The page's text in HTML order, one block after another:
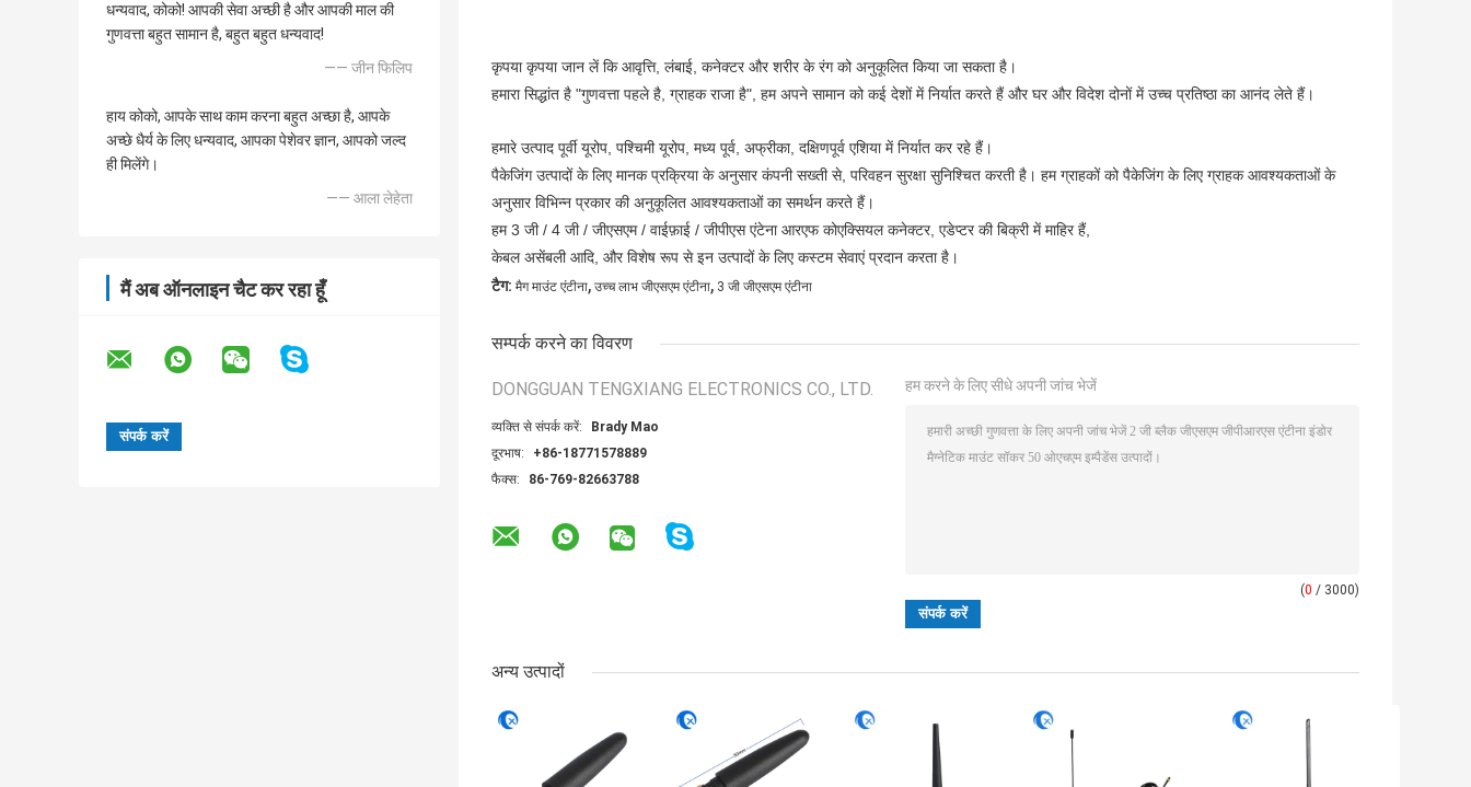
धन्यवाद, कोको! आपकी सेवा अच्छी है और आपकी माल की
गुणवत्ता बहुत सामान है, बहुत बहुत धन्यवाद!
—— जीन फिलिप
हाय कोको, आपके साथ काम करना बहुत अच्छा है, आपके
अच्छे धैर्य के लिए धन्यवाद, आपका पेशेवर ज्ञान, आपको जल्द
ही मिलेंगे।
—— आला लेहेता
मैं अब ऑनलाइन चैट कर रहा हूँ
कृपया कृपया जान लें कि आवृत्ति, लंबाई, कनेक्टर और शरीर के रंग को अनुकूलित किया जा सकता है।
हमारा सिद्धांत है "गुणवत्ता पहले है, ग्राहक राजा है", हम अपने सामान को कई देशों में निर्यात करते हैं और घर और विदेश दोनों में उच्च प्रतिष्ठा का आनंद लेते हैं।
हमारे उत्पाद पूर्वी यूरोप, पश्चिमी यूरोप, मध्य पूर्व, अफ्रीका, दक्षिणपूर्व एशिया में निर्यात कर रहे हैं।
पैकेजिंग उत्पादों के लिए मानक प्रक्रिया के अनुसार कंपनी सख्ती से, परिवहन सुरक्षा सुनिश्चित करती है। हम ग्राहकों को पैकेजिंग के लिए ग्राहक आवश्यकताओं के
अनुसार विभिन्न प्रकार की अनुकूलित आवश्यकताओं का समर्थन करते हैं।
हम 3 जी / 4 जी / जीएसएम / वाईफ़ाई / जीपीएस एंटेना आरएफ कोएक्सियल कनेक्टर, एडेप्टर की बिक्री में माहिर हैं,
केबल असेंबली आदि, और विशेष रूप से इन उत्पादों के लिए कस्टम सेवाएं प्रदान करता है।
टैग: मैग माउंट एंटीना, उच्च लाभ जीएसएम एंटीना, 3 जी जीएसएम एंटीना
सम्पर्क करने का विवरण
DONGGUAN TENGXIANG ELECTRONICS CO., LTD.
व्यक्ति से संपर्क करें:
Brady Mao
दूरभाष:
+86-18771578889
फैक्स:
86-769-82663788
हम करने के लिए सीधे अपनी जांच भेजें
(0 / 3000)
अन्य उत्पादों